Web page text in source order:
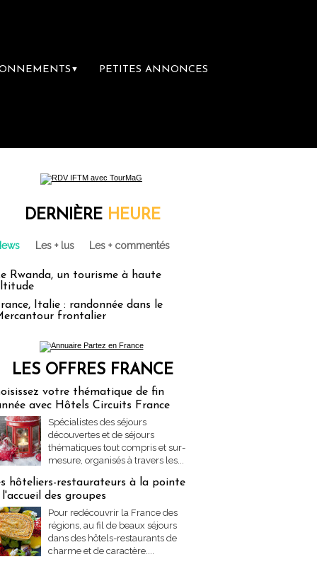
▼ PETITES ANNONCES
librairie du voyage
DERNIÈRE HEURE
Les + lus Les + commentés
Rwanda, un tourisme à haute
Italie : randonnée dans le
frontalier
LES OFFRES FRANCE
votre thématique de fin
avec Hôtels Circuits France
Spécialistes des séjours
découvertes et de séjours
thématiques tout compris et sur-
mesure, organisés à travers les...
hôteliers-restaurateurs à la pointe
l'accueil des groupes
Pour redécouvrir la France des
régions, au fil de beaux séjours
dans des hôtels-restaurants de
charme et de caractère....